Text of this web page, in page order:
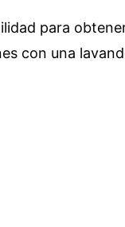
para
con una